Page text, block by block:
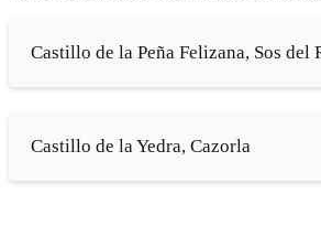
Castillo de la Peña Felizana, Sos del
Castillo de la Yedra, Cazorla